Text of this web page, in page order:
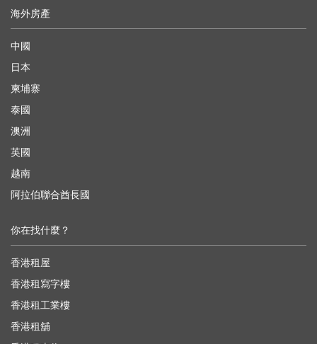
海外房產
中國
日本
柬埔寨
泰國
澳洲
英國
越南
阿拉伯聯合酋長國
你在找什麼？
香港租屋
香港租寫字樓
香港租工業樓
香港租舖